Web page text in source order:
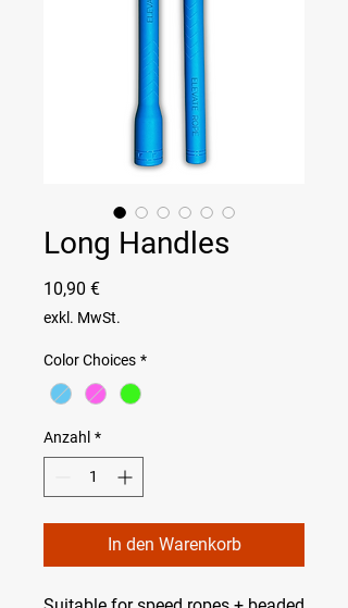
Long Handles
10,90 €Preis
exkl. MwSt.
Color Choices *
Anzahl *
In den Warenkorb